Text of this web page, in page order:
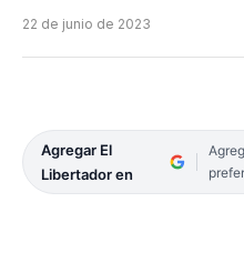
22 de junio de 2023
Agregar El
Libertador en